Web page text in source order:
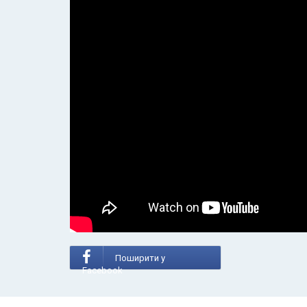
Поширити у
Facebook